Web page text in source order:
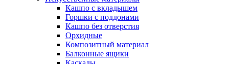
Кашпо с вкладышем
Горшки с поддонами
Кашпо без отверстия
Орхидные
Композитный материал
Балконные ящики